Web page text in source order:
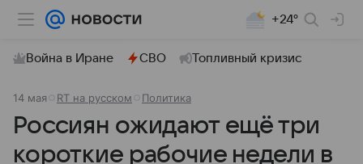
+24°
Война в Иране СВО Топливный кризис
14 мая RT на русском Политика
Россиян ожидают ещё три
короткие рабочие недели в